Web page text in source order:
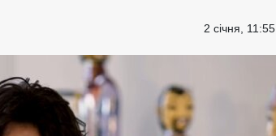
2 січня, 11:55